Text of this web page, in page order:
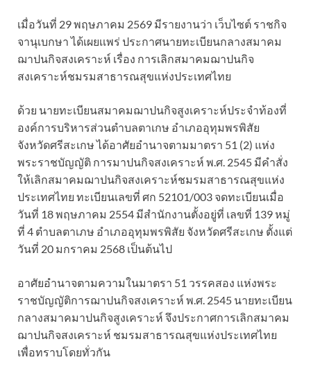
เมื่อวันที่ 29 พฤษภาคม 2569 มีรายงานว่า เว็บไซต์ ราชกิจ
จานุเบกษา ได้เผยเเพร่ ประกาศนายทะเบียนกลางสมาคม
ฌาปนกิจสงเคราะห์ เรื่อง การเลิกสมาคมฌาปนกิจ
สงเคราะห์ชมรมสาธารณสุขแห่งประเทศไทย
ด้วย นายทะเบียนสมาคมฌาปนกิจสูงเคราะห์ประจำท้องที่
องค์การบริหารส่วนตำบลตาเกษ อำเภออุทุมพรพิสัย
จังหวัดศรีสะเกษ ได้อาศัยอำนาจตามมาตรา 51 (2) แห่ง
พระราชบัญญัติ การมาปนกิจสงเคราะห์ พ.ศ. 2545 มีคำสั่ง
ให้เลิกสมาคมฌาปนกิจสงเคราะห์ชมรมสาธารณสุขแห่ง
ประเทศไทย ทะเบียนเลขที่ ศก 52101/003 จดทะเบียนเมื่อ
วันที่ 18 พฤษภาคม 2554 มีสำนักงานตั้งอยู่ที่ เลขที่ 139 หมู่
ที่ 4 ตำบลตาเภษ อำเภออุทุมพรพิสัย จังหวัดศรีสะเกษ ตั้งแต่
วันที่ 20 มกราคม 2568 เป็นต้นไป
อาศัยอำนาจตามความในมาตรา 51 วรรคสอง แห่งพระ
ราชบัญญัติการฌาปนกิจสงเคราะห์ พ.ศ. 2545 นายทะเบียน
กลางสมาคมาปนกิจสูงเคราะห์ จึงประกาศการเลิกสมาคม
ฌาปนกิจสงเคราะห์ ชมรมสาธารณสุขแห่งประเทศไทย
เพื่อทราบโดยทั่วกัน